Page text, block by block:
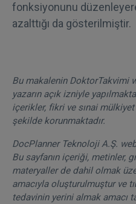
fonksiyonunu
azalttığı da gösterilmiştir.
Bu makalenin DoktorTakvimi
yazarın açık izniyle
içerikler, fikri ve sınai
şekilde korunmaktadır.
DocPlanner Teknoloji A.Ş.
Bu sayfanın içeriği, metinler,
materyaller de dahil olmak
amacıyla oluşturulmuştur ve
tedavinin yerini almak amacı